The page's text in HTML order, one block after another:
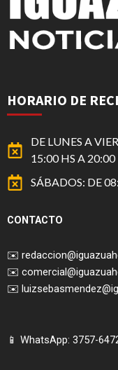
HORARIO DE
DE LUNES A
15:00 HS A 20:00
SÁBADOS: DE
CONTACTO
✉️
✉️
✉️
📱 WhatsApp: 3757-